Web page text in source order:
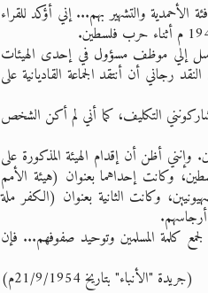
والتشهير بهم... إني أؤكد للقراء
إلي موظف مسؤول في إحدى الهيئات
رجاني أن أنتقد الجماعة القاديانية على
التكليف، كما أني لم أكن الشخص
وإنني أظن أن إقدام الهيئة المذكورة على
وكانت إحداهما بعنوان (هيئة الأمم
وكانت الثانية بعنوان (الكفر ملة
كلمة المسلمين وتوحيد صفوفهم... فإن
(جريدة "الأنباء" بتاريخ 21/9/1954م)